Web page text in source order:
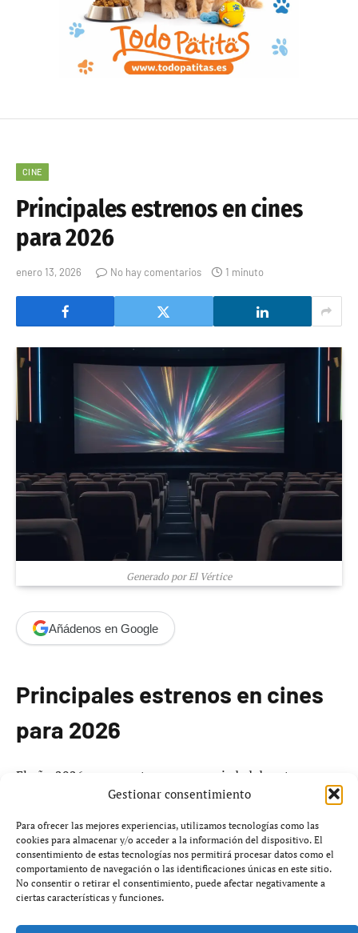
Gestionar consentimiento
Para ofrecer las mejores experiencias, utilizamos tecnologías como las
cookies para almacenar y/o acceder a la información del dispositivo. El
consentimiento de estas tecnologías nos permitirá procesar datos como el
comportamiento de navegación o las identificaciones únicas en este sitio.
No consentir o retirar el consentimiento, puede afectar negativamente a
ciertas características y funciones.
CINE
Principales estrenos en cines
para 2026
enero 13, 2026 No hay comentarios 1 minuto
Generado por El Vértice
Añádenos en Google
Principales estrenos en cines
para 2026
El año 2026 se presenta con una variedad de estrenos
cinematográficos que buscan captar la atención del
público en las salas de cine. Esta selección, presentada
por el canal @LDCultura y elaborada por Juanma
González, incluye una mezcla de géneros y propuestas.
Entre los estrenos se encuentra *Avengers: Doomsday*,
un título que promete seguir la tradición de populares
películas de superhéroes, a pesar de una aparente